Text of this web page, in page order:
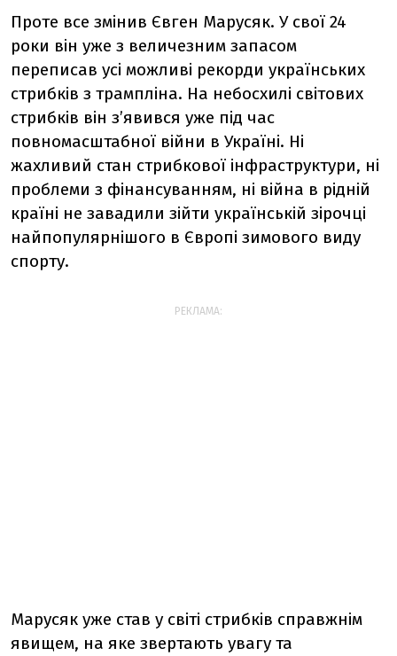
Проте все змінив Євген Марусяк. У свої 24
роки він уже з величезним запасом
переписав усі можливі рекорди українських
стрибків з трампліна. На небосхилі світових
стрибків він з’явився уже під час
повномасштабної війни в Україні. Ні
жахливий стан стрибкової інфраструктури, ні
проблеми з фінансуванням, ні війна в рідній
країні не завадили зійти українській зірочці
найпопулярнішого в Європі зимового виду
спорту.
РЕКЛАМА:
Марусяк уже став у світі стрибків справжнім
явищем, на яке звертають увагу та